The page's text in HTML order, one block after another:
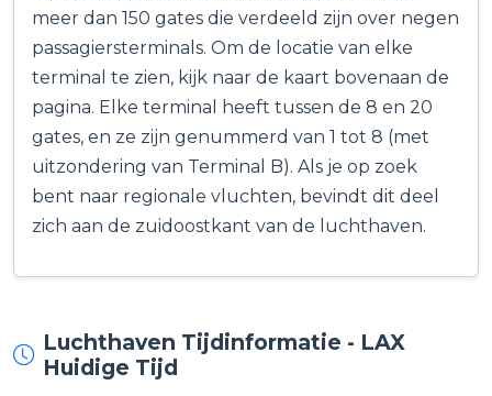
meer dan 150 gates die verdeeld zijn over negen
passagiersterminals. Om de locatie van elke
terminal te zien, kijk naar de kaart bovenaan de
pagina. Elke terminal heeft tussen de 8 en 20
gates, en ze zijn genummerd van 1 tot 8 (met
uitzondering van Terminal B). Als je op zoek
bent naar regionale vluchten, bevindt dit deel
zich aan de zuidoostkant van de luchthaven.
Luchthaven Tijdinformatie - LAX
Huidige Tijd